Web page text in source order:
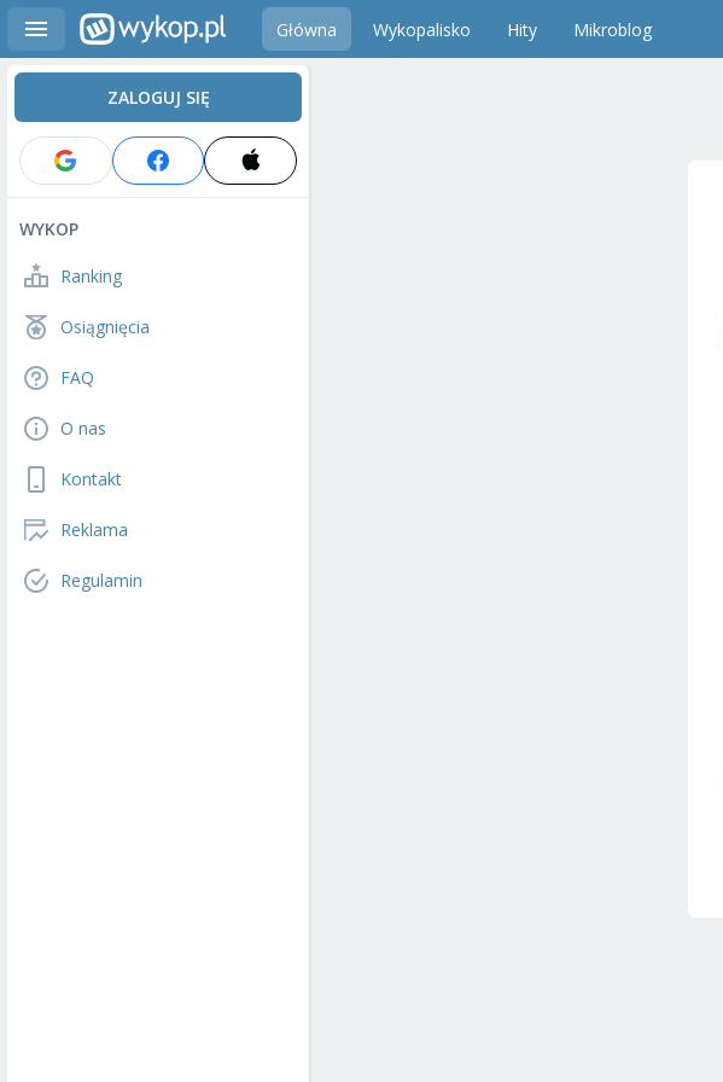
Główna Wykopalisko Hity Mikroblog
ZALOGUJ SIĘ
WYKOP
Ranking
Osiągnięcia
FAQ
O nas
Kontakt
Reklama
Regulamin